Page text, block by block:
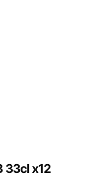
33cl x12